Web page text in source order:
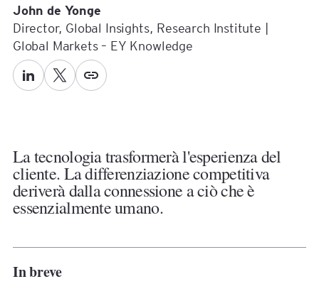
John de Yonge
Director, Global Insights, Research Institute |
Global Markets – EY Knowledge
L
d
I
n
T
e
La tecnologia trasformerà l'esperienza del
cliente. La differenziazione competitiva
deriverà dalla connessione a ciò che è
essenzialmente umano.
In breve